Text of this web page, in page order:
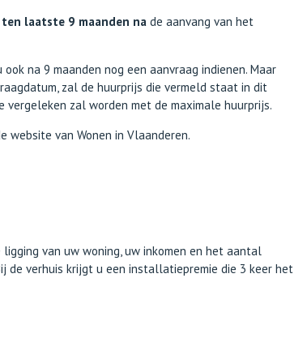
ten laatste 9 maanden na de aanvang van het
na 9 maanden nog een aanvraag indienen. Maar
zal de huurprijs die vermeld staat in dit
zal worden met de maximale huurprijs.
website van Wonen in Vlaanderen.
van uw woning, uw inkomen en het aantal
de verhuis krijgt u een installatiepremie die 3 keer het